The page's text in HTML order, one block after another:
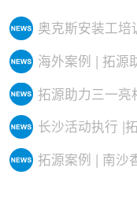
奥克斯安装工
拓源助力三一
拓源案例 | 南沙